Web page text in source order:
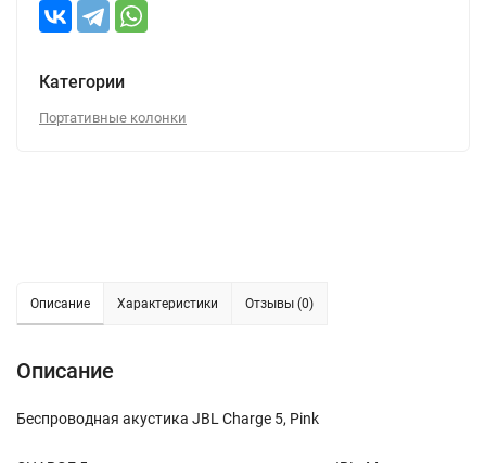
Категории
Портативные колонки
Описание Характеристики Отзывы (0)
Описание
Беспроводная акустика JBL Charge 5, Pink